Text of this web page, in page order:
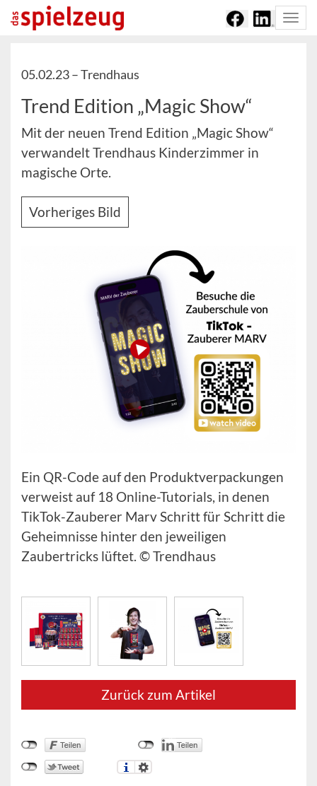
05.02.23 –Trendhaus
Trend Edition „Magic Show“
Mit der neuen Trend Edition „Magic Show“
verwandelt Trendhaus Kinderzimmer in
magische Orte.
Vorheriges Bild
Ein QR-Code auf den Produktverpackungen
verweist auf 18 Online-Tutorials, in denen
TikTok-Zauberer Marv Schritt für Schritt die
Geheimnisse hinter den jeweiligen
Zaubertricks lüftet. © Trendhaus
Zurück zum Artikel